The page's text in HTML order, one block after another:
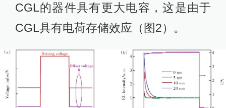
CGL的器件具有更大电容，这是由于
CGL具有电荷存储效应（图2）。